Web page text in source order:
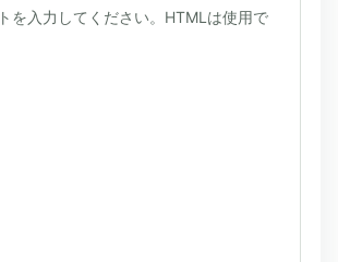
を入力してください。HTMLは使用で